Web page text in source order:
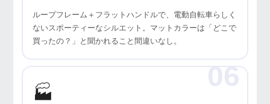
ループフレーム＋フラットハンドルで、電動自転車らしく
ないスポーティーなシルエット。マットカラーは「どこで
買ったの？」と聞かれること間違いなし。
🏭